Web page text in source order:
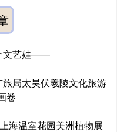
文艺娃——
局太昊伏羲陵文化旅游
卷
海温室花园美洲植物展